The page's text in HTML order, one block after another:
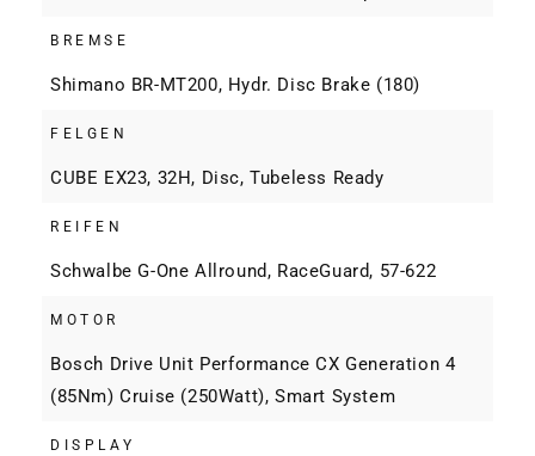
BREMSE
Shimano BR-MT200, Hydr. Disc Brake (180)
FELGEN
CUBE EX23, 32H, Disc, Tubeless Ready
REIFEN
Schwalbe G-One Allround, RaceGuard, 57-622
MOTOR
Bosch Drive Unit Performance CX Generation 4
(85Nm) Cruise (250Watt), Smart System
DISPLAY